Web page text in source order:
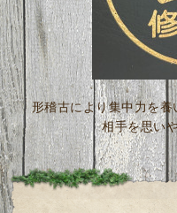
形稽古により集中力を
相手を思い